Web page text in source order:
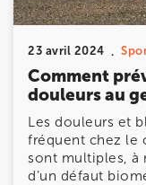
23 avril 2024
Comment
douleurs au
Les douleurs et
fréquent chez le
sont multiples, à
d’un défaut